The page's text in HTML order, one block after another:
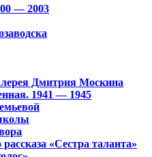
— 2003
Дмитрия Москина
1941 — 1945
«Сестра таланта»